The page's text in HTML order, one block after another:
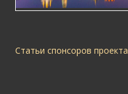
Статьи спонсоров проекта